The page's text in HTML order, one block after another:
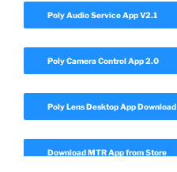
Poly Audio Service App V2.1
Poly Camera Control App 2.0
Poly Lens Desktop App Download
Download MTR App from Store